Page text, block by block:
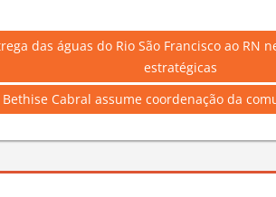
das águas do Rio São Francisco ao RN
estratégicas
Cabral assume coordenação da